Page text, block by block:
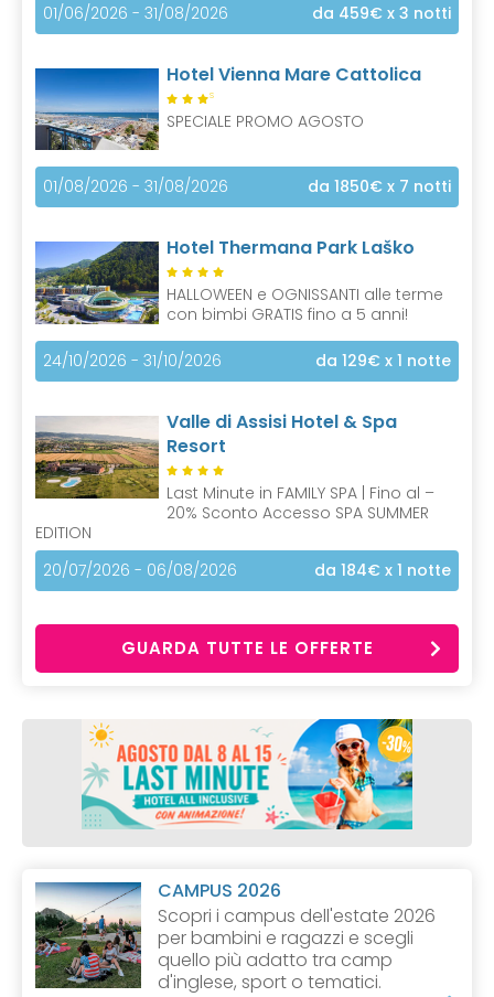
01/06/2026 - 31/08/2026
da 459€ x 3 notti
Hotel Vienna Mare Cattolica
S
SPECIALE PROMO AGOSTO
01/08/2026 - 31/08/2026 da 1850€ x 7 notti
Hotel Thermana Park Laško
HALLOWEEN e OGNISSANTI alle terme
con bimbi GRATIS fino a 5 anni!
24/10/2026 - 31/10/2026 da 129€ x 1 notte
Valle di Assisi Hotel & Spa
Resort
Last Minute in FAMILY SPA | Fino al –
20% Sconto Accesso SPA SUMMER
EDITION
20/07/2026 - 06/08/2026
da 184€ x 1 notte
GUARDA TUTTE LE OFFERTE
CAMPUS 2026
Scopri i campus dell'estate 2026
per bambini e ragazzi e scegli
quello più adatto tra camp
d'inglese, sport o tematici.